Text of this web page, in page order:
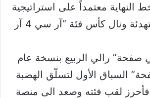
النهاية معتمداً على استراتيجية
عدم الضغط والتهدئة ونال كأس فئة “آر سي 4 آر
رالي الربيع بنسخة عام
صفحة” السباق الأول لتسلّق الهضبة
فأحرز لقب فئته وصعد الى منصة